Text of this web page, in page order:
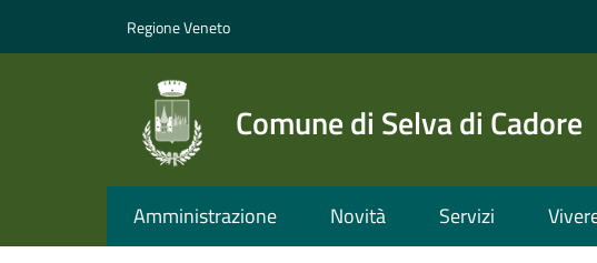
Regione Veneto
Comune di Selva di Cadore
Amministrazione Novità Servizi